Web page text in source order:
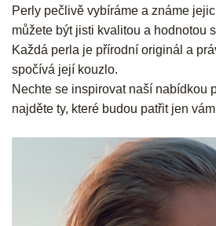
Perly pečlivě vybíráme a známe
můžete být jisti kvalitou a hodnotou
Každá perla je přírodní originál a
spočívá její kouzlo.
Nechte se inspirovat naší nabídkou
najděte ty, které budou patřit jen